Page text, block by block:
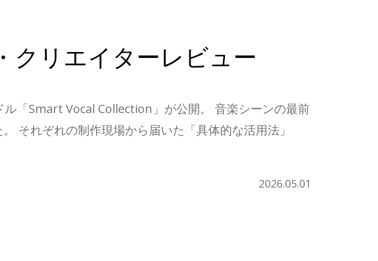
クリエイターレビュー
「Smart Vocal Collection」が公開。 音楽シーンの最前
それぞれの制作現場から届いた「具体的な活用法」
2026.05.01